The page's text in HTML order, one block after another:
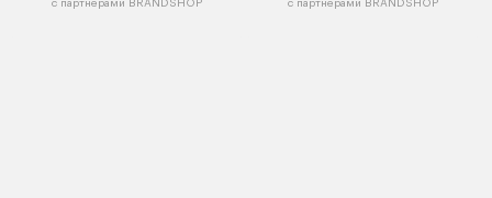
с партнёрами BRANDSHOP с партнёрами BRANDSHOP